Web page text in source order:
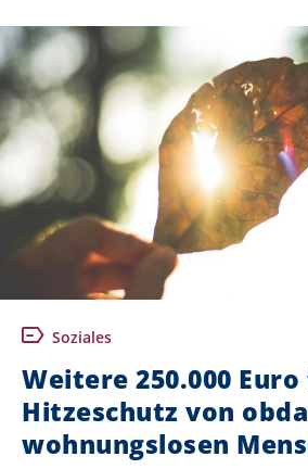
Soziales
Weitere 250.000
Hitzeschutz von
wohnungslosen